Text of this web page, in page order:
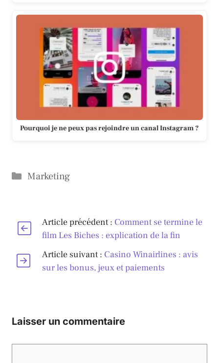
Pourquoi je ne peux pas rejoindre un canal Instagram ?
Catégories
Marketing
Article précédent : Comment se termine le
film Les Biches : explication de la fin
Article suivant : Casino Winairlines : avis
sur les bonus, jeux et paiements
Laisser un commentaire